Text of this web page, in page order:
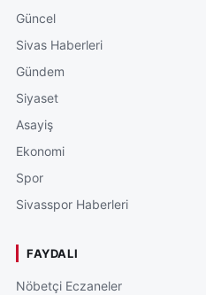
Güncel
Sivas Haberleri
Gündem
Siyaset
Asayiş
Ekonomi
Spor
Sivasspor Haberleri
FAYDALI
Nöbetçi Eczaneler